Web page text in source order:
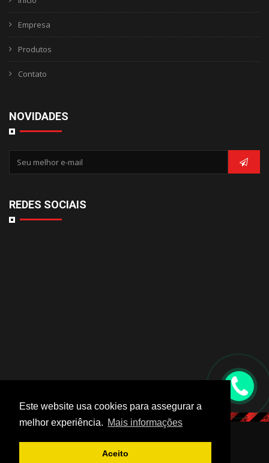
Este website usa cookies para assegurar a
melhor experiência. Mais informações
Aceito
Empresa
Produtos
Contato
NOVIDADES
REDES SOCIAIS
© 2019 Comabe. Todos os direitos reservados.